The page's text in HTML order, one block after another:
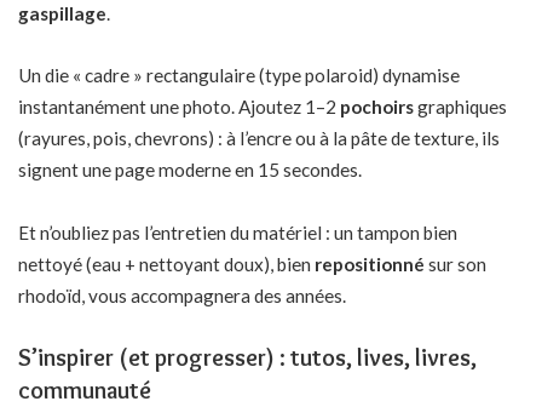
gaspillage
Un die « cadre » rectangulaire (type polaroid) dynamise
instantanément une photo. Ajoutez 1–2 pochoirsgraphiques
(rayures, pois, chevrons) : à l’encre ou à la pâte de texture, ils
signent une page moderne en 15 secondes.
Et n’oubliez pas l’entretien du matériel : un tampon bien
nettoyé (eau + nettoyant doux), bien repositionné sur son
rhodoïd, vous accompagnera des années.
S’inspirer (et progresser) : tutos, lives, livres,
communauté